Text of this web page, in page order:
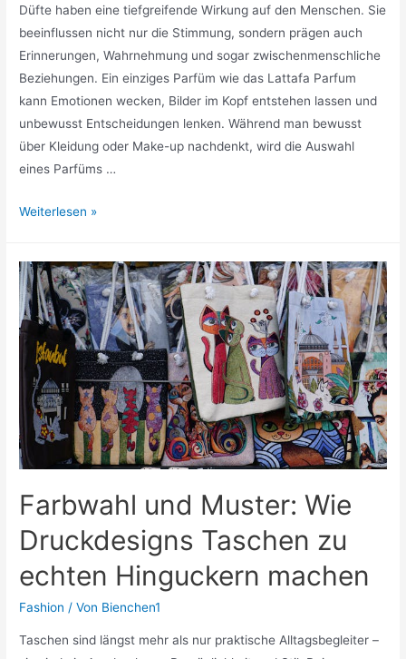
Düfte haben eine tiefgreifende Wirkung auf den Menschen. Sie
beeinflussen nicht nur die Stimmung, sondern prägen auch
Erinnerungen, Wahrnehmung und sogar zwischenmenschliche
Beziehungen. Ein einziges Parfüm wie das Lattafa Parfum
kann Emotionen wecken, Bilder im Kopf entstehen lassen und
unbewusst Entscheidungen lenken. Während man bewusst
über Kleidung oder Make-up nachdenkt, wird die Auswahl
eines Parfüms …
Die
Düfte:
Wie
Parfüm
Emotionen
und
Wahrnehmung
beeinflusst
Weiterlesen »
Farbwahl und Muster: Wie
Druckdesigns Taschen zu
echten Hinguckern machen
Fashion / Von Bienchen1
Taschen sind längst mehr als nur praktische Alltagsbegleiter –